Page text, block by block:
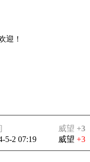
迎！
威望 +3
5-2 07:19 威望 +3